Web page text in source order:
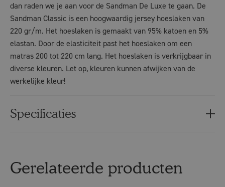
dan raden we je aan voor de Sandman De Luxe te gaan. De
Sandman Classic is een hoogwaardig jersey hoeslaken van
220 gr/m. Het hoeslaken is gemaakt van 95% katoen en 5%
elastan. Door de elasticiteit past het hoeslaken om een
matras 200 tot 220 cm lang. Het hoeslaken is verkrijgbaar in
diverse kleuren. Let op, kleuren kunnen afwijken van de
werkelijke kleur!
Specificaties
Gerelateerde producten